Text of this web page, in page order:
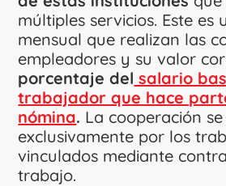
múltiples servicios. Este es
mensual que realizan las
empleadores y su valor
porcentaje del salario
trabajador que hace
nómina. La cooperación
exclusivamente por los
vinculados mediante
trabajo.